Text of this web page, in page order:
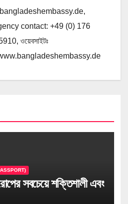
,
contact: +49 (0) 176
ওয়েবসাইটঃ
সবচেয়ে শক্তিশালী এবং